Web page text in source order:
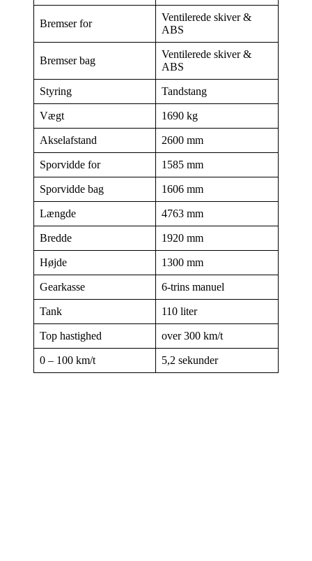
Bremser for
Ventilerede skiver &
ABS
Bremser bag
Ventilerede skiver &
ABS
Styring Tandstang
Vægt 1690 kg
Akselafstand 2600 mm
Sporvidde for 1585 mm
Sporvidde bag 1606 mm
Længde 4763 mm
Bredde 1920 mm
Højde 1300 mm
Gearkasse 6-trins manuel
Tank 110 liter
Top hastighed over 300 km/t
0 – 100 km/t 5,2 sekunder